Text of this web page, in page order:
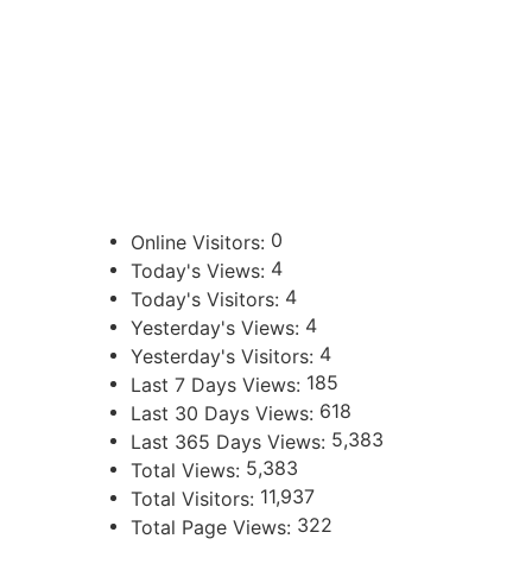
Online Visitors: 0
Today's Views: 4
Today's Visitors: 4
Yesterday's Views: 4
Yesterday's Visitors: 4
Last 7 Days Views: 185
Last 30 Days Views: 618
Last 365 Days Views: 5,383
Total Views: 5,383
Total Visitors: 11,937
Total Page Views: 322